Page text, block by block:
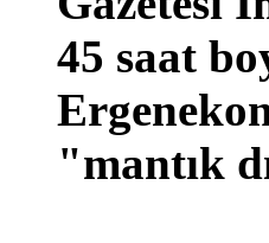
45 saat
"mantık